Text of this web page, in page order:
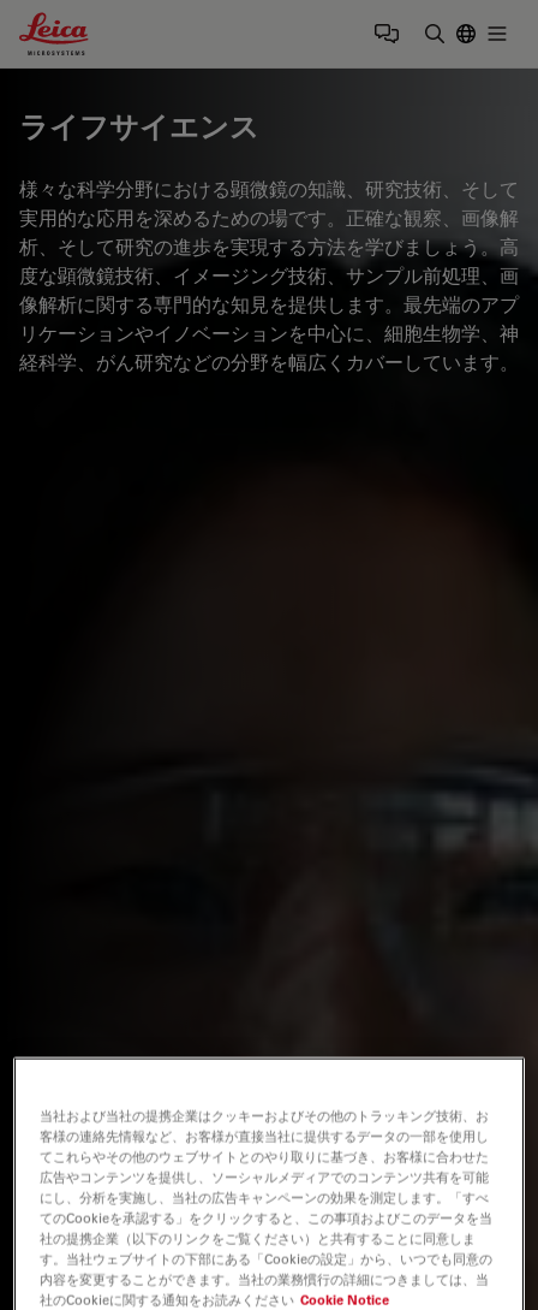
Leica Microsystems Logo
ライフサイエンス
様々な科学分野における顕微鏡の知識、研究技術、そして
実用的な応用を深めるための場です。正確な観察、画像解
析、そして研究の進歩を実現する方法を学びましょう。高
度な顕微鏡技術、イメージング技術、サンプル前処理、画
像解析に関する専門的な知見を提供します。最先端のアプ
リケーションやイノベーションを中心に、細胞生物学、神
経科学、がん研究などの分野を幅広くカバーしています。
当社および当社の提携企業はクッキーおよびその他のトラッキング技術、お
客様の連絡先情報など、お客様が直接当社に提供するデータの一部を使用し
てこれらやその他のウェブサイトとのやり取りに基づき、お客様に合わせた
広告やコンテンツを提供し、ソーシャルメディアでのコンテンツ共有を可能
にし、分析を実施し、当社の広告キャンペーンの効果を測定します。「すべ
てのCookieを承認する」をクリックすると、この事項およびこのデータを当
社の提携企業（以下のリンクをご覧ください）と共有することに同意しま
す。当社ウェブサイトの下部にある「Cookieの設定」から、いつでも同意の
内容を変更することができます。当社の業務慣行の詳細につきましては、当
社のCookieに関する通知をお読みください Cookie Notice